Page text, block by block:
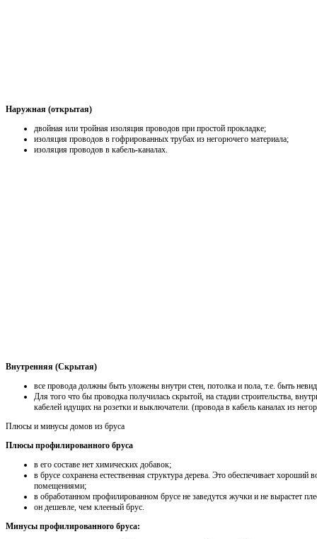
Наружная (открытая)
двойная или тройная изоляция проводов при простой прокладке;
изоляция проводов в гофрированных трубах из негорючего материала;
изоляция проводов в кабель-каналах.
Внутренняя (Скрытая)
все провода должны быть уложены внутри стен, потолка и пола, т.е. быть
Для того что бы проводка получилась скрытой, на стадии строительства,
кабелей идущих на розетки и выключатели. (провода в кабель каналах из
Плюсы и минусы домов из бруса
Плюсы профилированного бруса
в его составе нет химических добавок;
в брусе сохранена естественная структура дерева. Это обеспечивает
помещениями;
в обработанном профилированном брусе не заведутся жучки и не вырастет
он дешевле, чем клееный брус.
Минусы профилированного бруса: